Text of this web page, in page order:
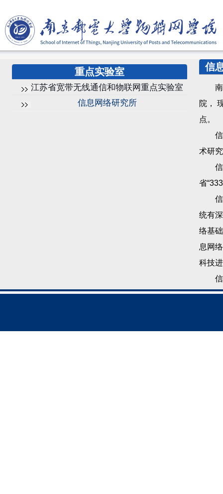
重点实验室
江苏省宽带无线通信和物联网重点实验室
信息网络研究所
信
南京
院，
点。
信息
术研
信息
省
信息
统有
络基
息网
科技
信息